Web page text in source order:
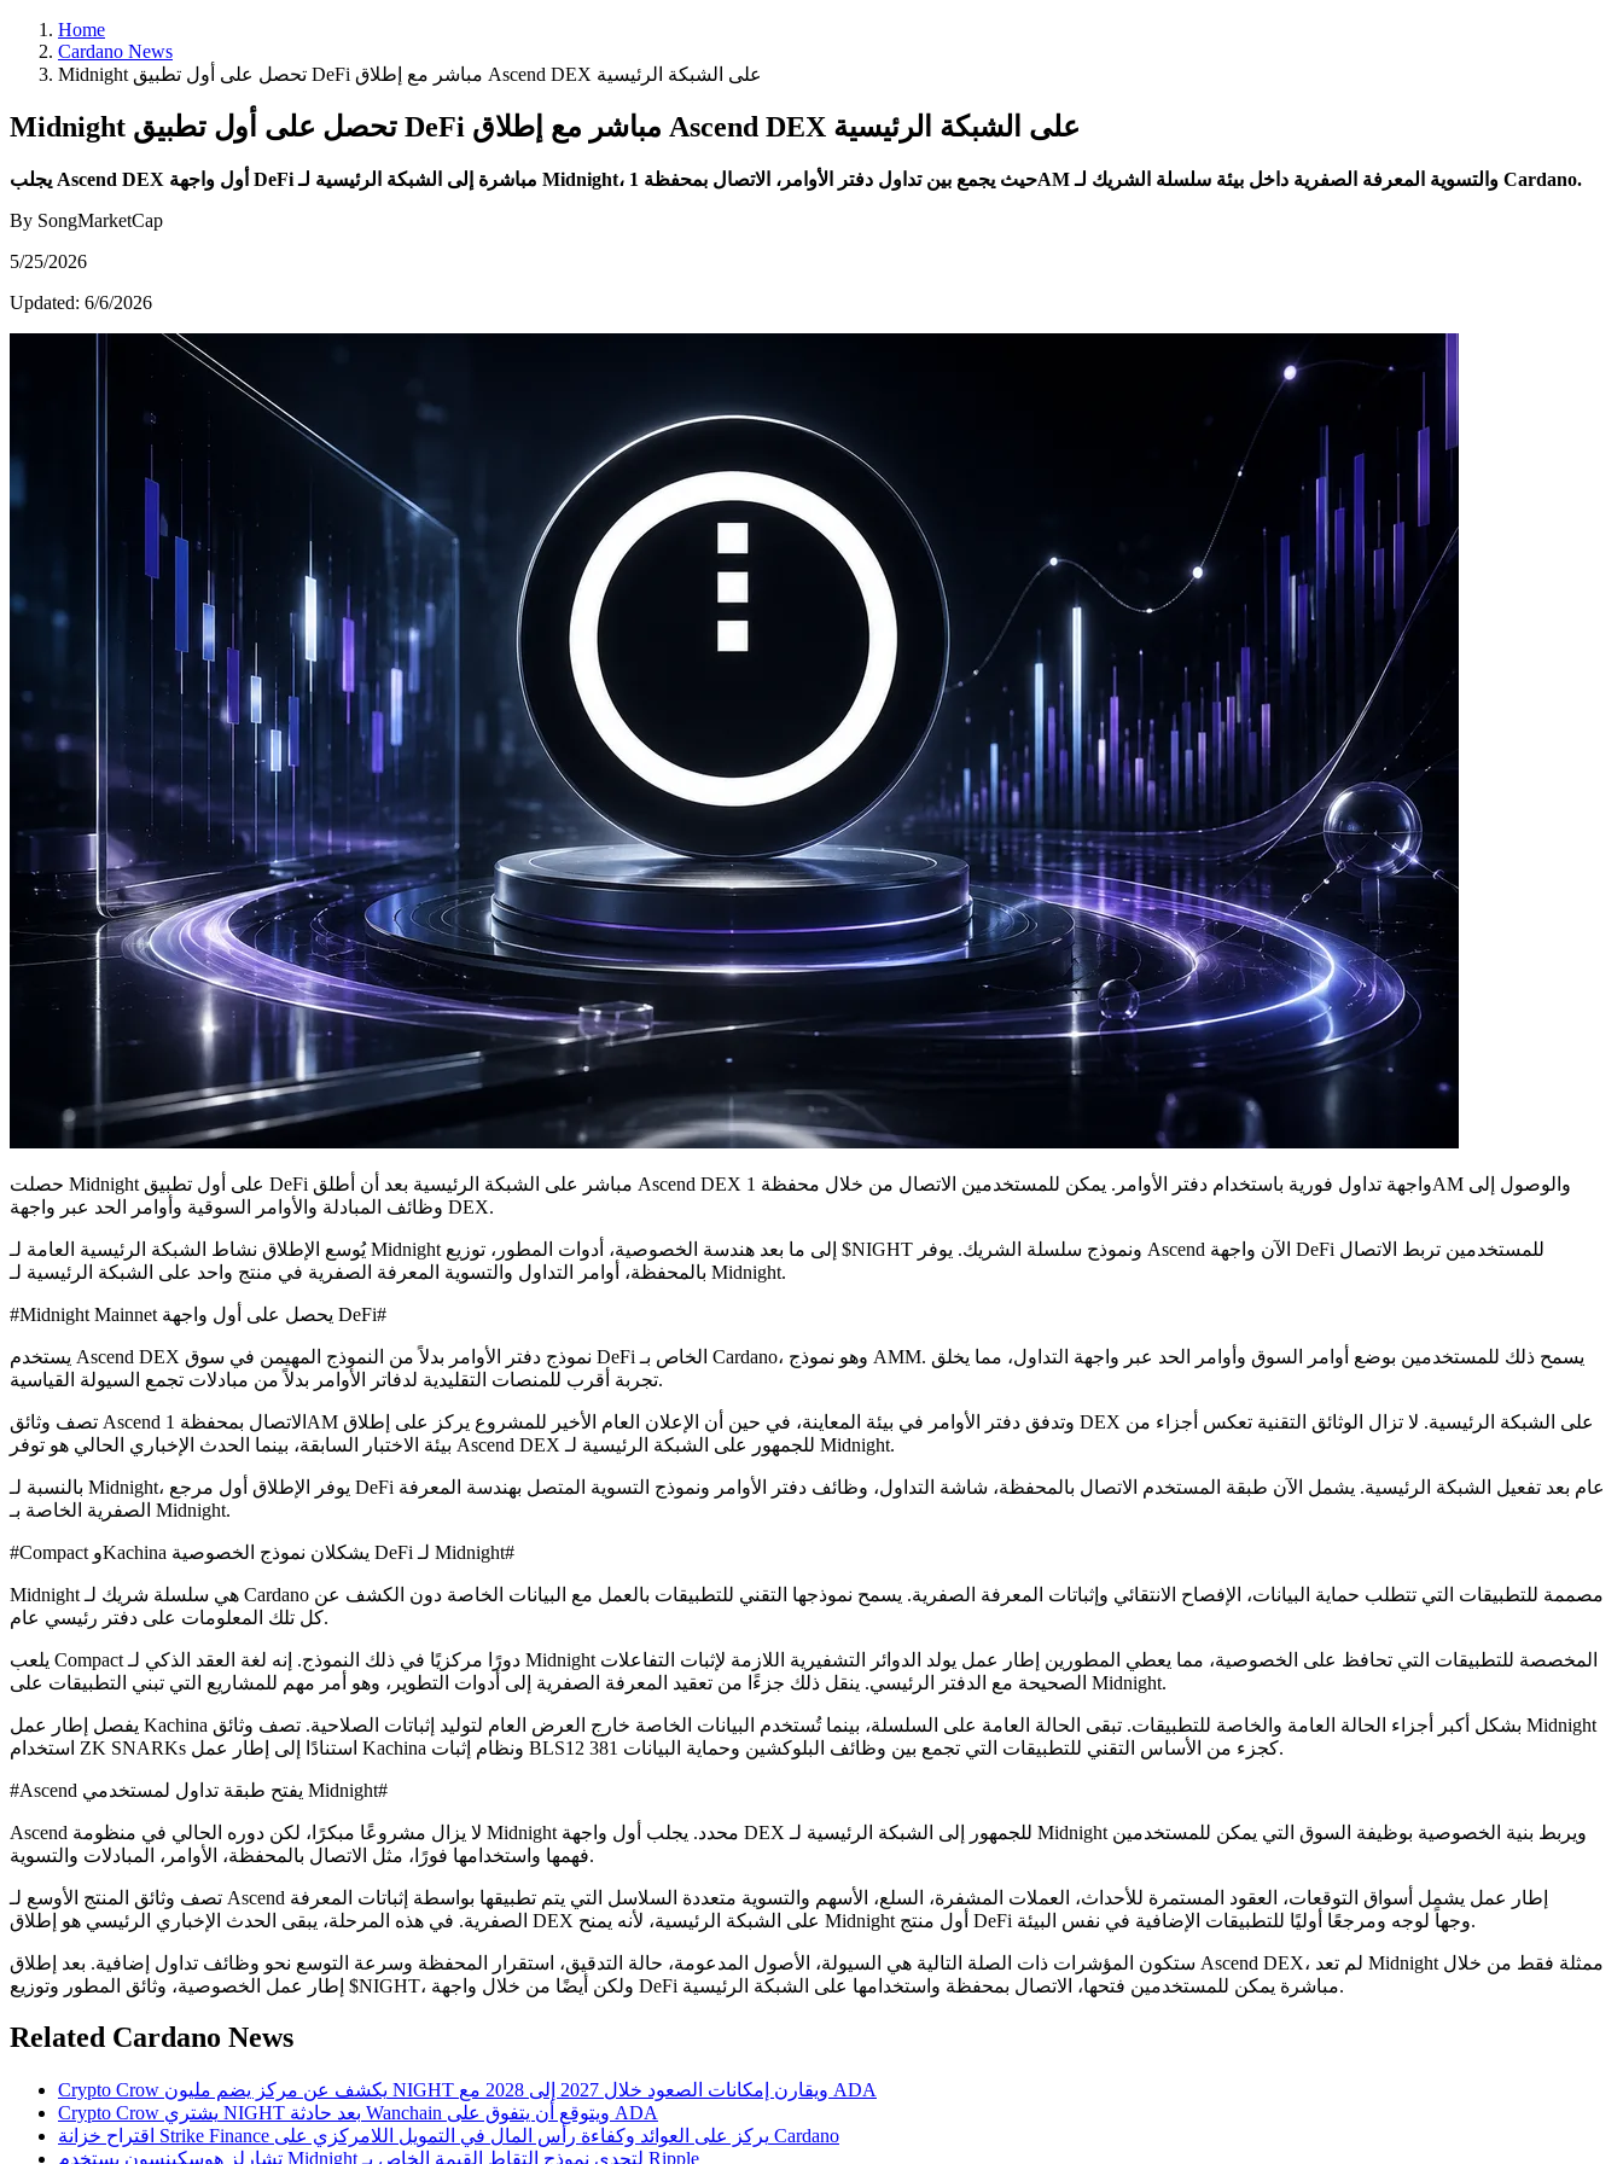
Home
Cardano News
Midnight تحصل على أول تطبيق DeFi مباشر مع إطلاق Ascend DEX على الشبكة الرئيسية
Midnight تحصل على أول تطبيق DeFi مباشر مع إطلاق Ascend DEX على الشبكة الرئيسية
يجلب Ascend DEX أول واجهة DeFi مباشرة إلى الشبكة الرئيسية لـ Midnight، حيث يجمع بين تداول دفتر الأوامر، الاتصال بمحفظة 1AM والتسوية المعرفة الصفرية داخل بيئة سلسلة الشريك لـ Cardano.
By SongMarketCap
5/25/2026
Updated: 6/6/2026
حصلت Midnight على أول تطبيق DeFi مباشر على الشبكة الرئيسية بعد أن أطلق Ascend DEX واجهة تداول فورية باستخدام دفتر الأوامر. يمكن للمستخدمين الاتصال من خلال محفظة 1AM والوصول إلى
وظائف المبادلة والأوامر السوقية وأوامر الحد عبر واجهة DEX.
يُوسع الإطلاق نشاط الشبكة الرئيسية العامة لـ Midnight إلى ما بعد هندسة الخصوصية، أدوات المطور، توزيع $NIGHT ونموذج سلسلة الشريك. يوفر Ascend الآن واجهة DeFi للمستخدمين تربط الاتصال
بالمحفظة، أوامر التداول والتسوية المعرفة الصفرية في منتج واحد على الشبكة الرئيسية لـ Midnight.
#Midnight Mainnet يحصل على أول واجهة DeFi#
يستخدم Ascend DEX نموذج دفتر الأوامر بدلاً من النموذج المهيمن في سوق DeFi الخاص بـ Cardano، وهو نموذج AMM. يسمح ذلك للمستخدمين بوضع أوامر السوق وأوامر الحد عبر واجهة التداول، مما يخلق
تجربة أقرب للمنصات التقليدية لدفاتر الأوامر بدلاً من مبادلات تجمع السيولة القياسية.
تصف وثائق Ascend الاتصال بمحفظة 1AM وتدفق دفتر الأوامر في بيئة المعاينة، في حين أن الإعلان العام الأخير للمشروع يركز على إطلاق DEX على الشبكة الرئيسية. لا تزال الوثائق التقنية تعكس أجزاء من
بيئة الاختبار السابقة، بينما الحدث الإخباري الحالي هو توفر Ascend DEX للجمهور على الشبكة الرئيسية لـ Midnight.
بالنسبة لـ Midnight، يوفر الإطلاق أول مرجع DeFi عام بعد تفعيل الشبكة الرئيسية. يشمل الآن طبقة المستخدم الاتصال بالمحفظة، شاشة التداول، وظائف دفتر الأوامر ونموذج التسوية المتصل بهندسة المعرفة
الصفرية الخاصة بـ Midnight.
#Compact وKachina يشكلان نموذج الخصوصية DeFi لـ Midnight#
Midnight هي سلسلة شريك لـ Cardano مصممة للتطبيقات التي تتطلب حماية البيانات، الإفصاح الانتقائي وإثباتات المعرفة الصفرية. يسمح نموذجها التقني للتطبيقات بالعمل مع البيانات الخاصة دون الكشف عن
كل تلك المعلومات على دفتر رئيسي عام.
يلعب Compact دورًا مركزيًا في ذلك النموذج. إنه لغة العقد الذكي لـ Midnight المخصصة للتطبيقات التي تحافظ على الخصوصية، مما يعطي المطورين إطار عمل يولد الدوائر التشفيرية اللازمة لإثبات التفاعلات
الصحيحة مع الدفتر الرئيسي. ينقل ذلك جزءًا من تعقيد المعرفة الصفرية إلى أدوات التطوير، وهو أمر مهم للمشاريع التي تبني التطبيقات على Midnight.
يفصل إطار عمل Kachina بشكل أكبر أجزاء الحالة العامة والخاصة للتطبيقات. تبقى الحالة العامة على السلسلة، بينما تُستخدم البيانات الخاصة خارج العرض العام لتوليد إثباتات الصلاحية. تصف وثائق Midnight
استخدام ZK SNARKs استنادًا إلى إطار عمل Kachina ونظام إثبات BLS12 381 كجزء من الأساس التقني للتطبيقات التي تجمع بين وظائف البلوكشين وحماية البيانات.
#Ascend يفتح طبقة تداول لمستخدمي Midnight#
Ascend لا يزال مشروعًا مبكرًا، لكن دوره الحالي في منظومة Midnight محدد. يجلب أول واجهة DEX للجمهور إلى الشبكة الرئيسية لـ Midnight ويربط بنية الخصوصية بوظيفة السوق التي يمكن للمستخدمين
فهمها واستخدامها فورًا، مثل الاتصال بالمحفظة، الأوامر، المبادلات والتسوية.
تصف وثائق المنتج الأوسع لـ Ascend إطار عمل يشمل أسواق التوقعات، العقود المستمرة للأحداث، العملات المشفرة، السلع، الأسهم والتسوية متعددة السلاسل التي يتم تطبيقها بواسطة إثباتات المعرفة
الصفرية. في هذه المرحلة، يبقى الحدث الإخباري الرئيسي هو إطلاق DEX على الشبكة الرئيسية، لأنه يمنح Midnight أول منتج DeFi وجهاً لوجه ومرجعًا أوليًا للتطبيقات الإضافية في نفس البيئة.
ستكون المؤشرات ذات الصلة التالية هي السيولة، الأصول المدعومة، حالة التدقيق، استقرار المحفظة وسرعة التوسع نحو وظائف تداول إضافية. بعد إطلاق Ascend DEX، لم تعد Midnight ممثلة فقط من خلال
إطار عمل الخصوصية، وثائق المطور وتوزيع $NIGHT، ولكن أيضًا من خلال واجهة DeFi مباشرة يمكن للمستخدمين فتحها، الاتصال بمحفظة واستخدامها على الشبكة الرئيسية.
Related Cardano News
Crypto Crow يكشف عن مركز يضم مليون NIGHT ويقارن إمكانات الصعود خلال 2027 إلى 2028 مع ADA
Crypto Crow يشتري NIGHT بعد حادثة Wanchain ويتوقع أن يتفوق على ADA
اقتراح خزانة Strike Finance يركز على العوائد وكفاءة رأس المال في التمويل اللامركزي على Cardano
تشارلز هوسكينسون يستخدم Midnight لتحدي نموذج التقاط القيمة الخاص بـ Ripple